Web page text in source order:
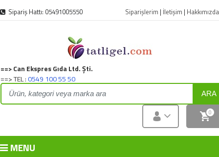
Sipariş Hattı: 05491005550 Siparişlerim | İletişim | Hakkımızda
Can Ekspres Gıda Ltd. Şti.
TEL :0549 100 55 50
ARA
0
MENU